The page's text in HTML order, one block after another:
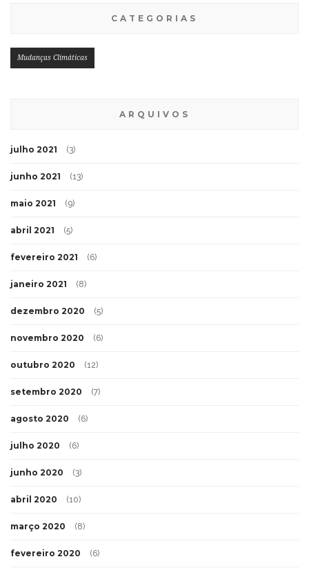
CATEGORIAS
Mudanças Climáticas
ARQUIVOS
julho 2021 (3)
junho 2021 (13)
maio 2021 (9)
abril 2021 (5)
fevereiro 2021 (6)
janeiro 2021 (8)
dezembro 2020 (5)
novembro 2020 (6)
outubro 2020 (12)
setembro 2020 (7)
agosto 2020 (6)
julho 2020 (6)
junho 2020 (3)
abril 2020 (10)
março 2020 (8)
fevereiro 2020 (6)